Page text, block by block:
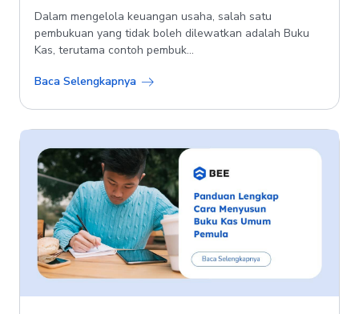
Dalam mengelola keuangan usaha, salah satu
pembukuan yang tidak boleh dilewatkan adalah Buku
Kas, terutama contoh pembuk...
Baca Selengkapnya